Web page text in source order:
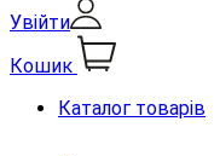
Увійти
Кошик
Каталог товарів